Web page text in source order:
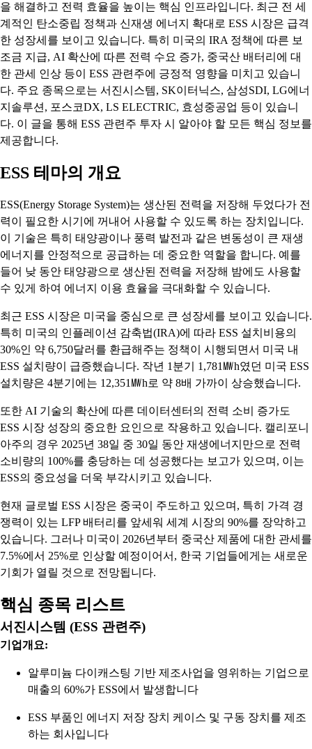
을 해결하고 전력 효율을 높이는 핵심 인프라입니다. 최근 전 세
계적인 탄소중립 정책과 신재생 에너지 확대로 ESS 시장은 급격
한 성장세를 보이고 있습니다. 특히 미국의 IRA 정책에 따른 보
조금 지급, AI 확산에 따른 전력 수요 증가, 중국산 배터리에 대
한 관세 인상 등이 ESS 관련주에 긍정적 영향을 미치고 있습니
다. 주요 종목으로는 서진시스템, SK이터닉스, 삼성SDI, LG에너
지솔루션, 포스코DX, LS ELECTRIC, 효성중공업 등이 있습니
다. 이 글을 통해 ESS 관련주 투자 시 알아야 할 모든 핵심 정보를
제공합니다.
ESS 테마의 개요
ESS(Energy Storage System)는 생산된 전력을 저장해 두었다가 전
력이 필요한 시기에 꺼내어 사용할 수 있도록 하는 장치입니다.
이 기술은 특히 태양광이나 풍력 발전과 같은 변동성이 큰 재생
에너지를 안정적으로 공급하는 데 중요한 역할을 합니다. 예를
들어 낮 동안 태양광으로 생산된 전력을 저장해 밤에도 사용할
수 있게 하여 에너지 이용 효율을 극대화할 수 있습니다.
최근 ESS 시장은 미국을 중심으로 큰 성장세를 보이고 있습니다.
특히 미국의 인플레이션 감축법(IRA)에 따라 ESS 설치비용의
30%인 약 6,750달러를 환급해주는 정책이 시행되면서 미국 내
ESS 설치량이 급증했습니다. 작년 1분기 1,781㎿h였던 미국 ESS
설치량은 4분기에는 12,351㎿h로 약 8배 가까이 상승했습니다.
또한 AI 기술의 확산에 따른 데이터센터의 전력 소비 증가도
ESS 시장 성장의 중요한 요인으로 작용하고 있습니다. 캘리포니
아주의 경우 2025년 38일 중 30일 동안 재생에너지만으로 전력
소비량의 100%를 충당하는 데 성공했다는 보고가 있으며, 이는
ESS의 중요성을 더욱 부각시키고 있습니다.
현재 글로벌 ESS 시장은 중국이 주도하고 있으며, 특히 가격 경
쟁력이 있는 LFP 배터리를 앞세워 세계 시장의 90%를 장악하고
있습니다. 그러나 미국이 2026년부터 중국산 제품에 대한 관세를
7.5%에서 25%로 인상할 예정이어서, 한국 기업들에게는 새로운
기회가 열릴 것으로 전망됩니다.
핵심 종목 리스트
서진시스템 (ESS 관련주)
기업개요:
알루미늄 다이캐스팅 기반 제조사업을 영위하는 기업으로
매출의 60%가 ESS에서 발생합니다
ESS 부품인 에너지 저장 장치 케이스 및 구동 장치를 제조
하는 회사입니다